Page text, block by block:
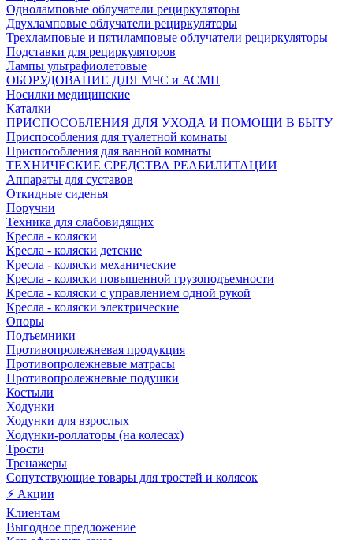
Одноламповые облучатели рециркуляторы
Двухламповые облучатели рециркуляторы
Трехламповые и пятиламповые облучатели рециркуляторы
Подставки для рециркуляторов
Лампы ультрафиолетовые
ОБОРУДОВАНИЕ ДЛЯ МЧС и АСМП
Носилки медицинские
Каталки
ПРИСПОСОБЛЕНИЯ ДЛЯ УХОДА И ПОМОЩИ В БЫТУ
Приспособления для туалетной комнаты
Приспособления для ванной комнаты
ТЕХНИЧЕСКИЕ СРЕДСТВА РЕАБИЛИТАЦИИ
Аппараты для суставов
Откидные сиденья
Поручни
Техника для слабовидящих
Кресла - коляски
Кресла - коляски детские
Кресла - коляски механические
Кресла - коляски повышенной грузоподъемности
Кресла - коляски с управлением одной рукой
Кресла - коляски электрические
Опоры
Подъемники
Противопролежневая продукция
Противопролежневые матрасы
Противопролежневые подушки
Костыли
Ходунки
Ходунки для взрослых
Ходунки-роллаторы (на колесах)
Трости
Тренажеры
Сопутствующие товары для тростей и колясок
⚡ Акции
Клиентам
Выгодное предложение